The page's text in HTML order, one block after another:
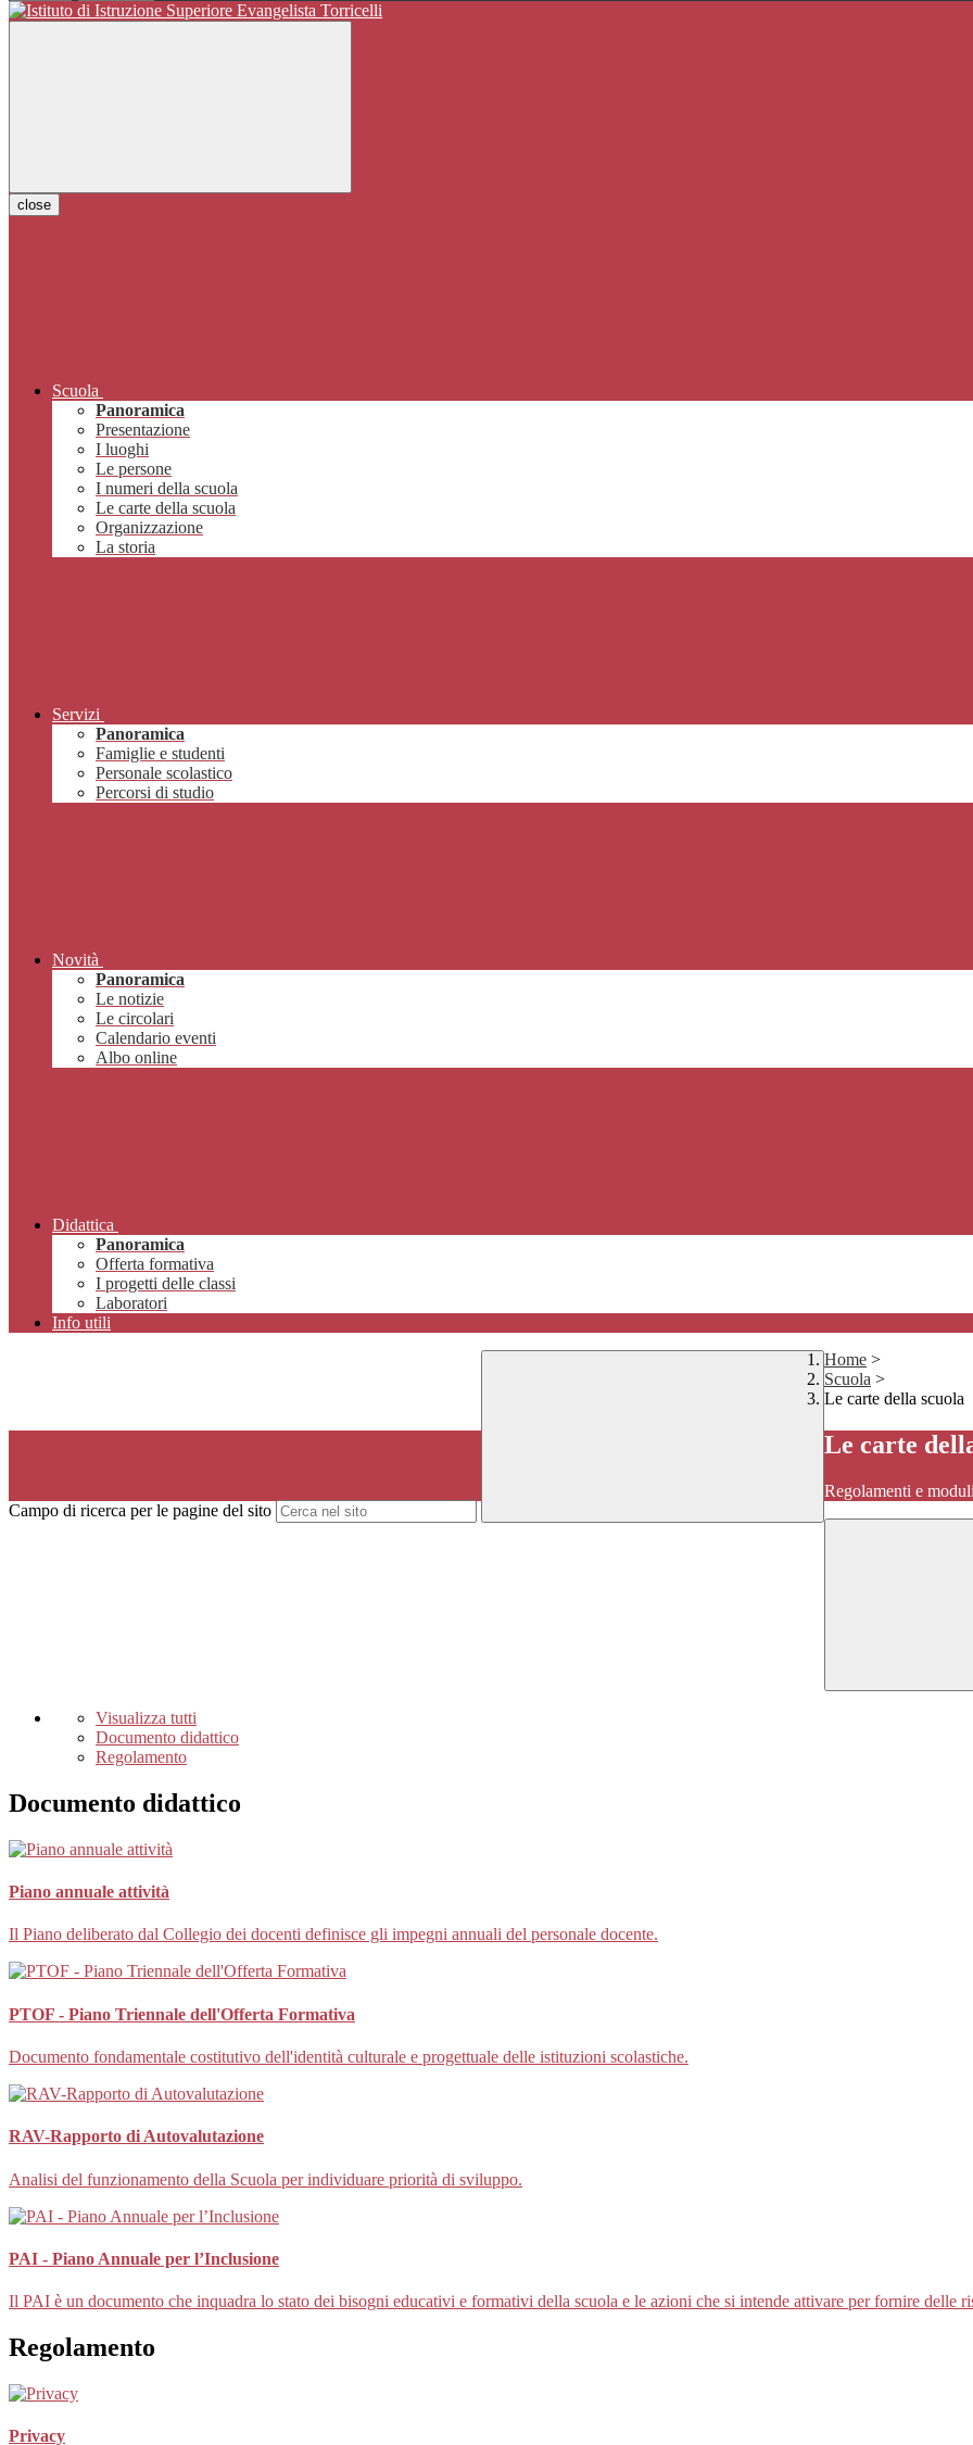
close
Scuola
Panoramica
Presentazione
I luoghi
Le persone
I numeri della scuola
Le carte della scuola
Organizzazione
La storia
Servizi
Panoramica
Famiglie e studenti
Personale scolastico
Percorsi di studio
Novità
Panoramica
Le notizie
Le circolari
Calendario eventi
Albo online
Didattica
Panoramica
Offerta formativa
I progetti delle classi
Laboratori
Info utili
Campo di ricerca per le pagine del sito
Home >
Scuola >
Le carte della scuola
Le carte
Regolamenti e
Visualizza tutti
Documento didattico
Regolamento
Documento didattico
Piano annuale attività
Il Piano deliberato dal Collegio dei docenti definisce gli impegni annuali del personale docente.
PTOF - Piano Triennale dell'Offerta Formativa
Documento fondamentale costitutivo dell'identità culturale e progettuale delle istituzioni scolastiche.
RAV-Rapporto di Autovalutazione
Analisi del funzionamento della Scuola per individuare priorità di sviluppo.
PAI - Piano Annuale per l’Inclusione
Il PAI è un documento che inquadra lo stato dei bisogni educativi e formativi della scuola e le azioni che si intende attivare per fornire delle
Regolamento
Privacy